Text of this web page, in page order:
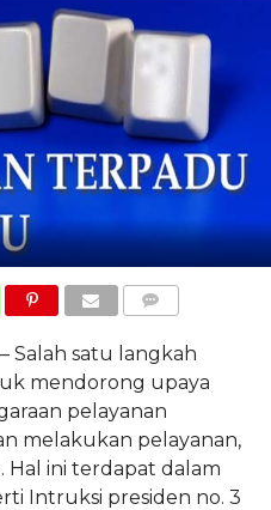
Salah satu langkah
mendorong upaya
pelayanan
melakukan pelayanan,
Hal ini terdapat dalam
Intruksi presiden no. 3